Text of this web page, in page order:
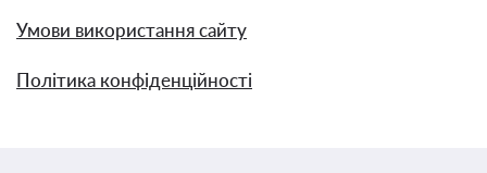
Умови використання сайту
Політика конфіденційності